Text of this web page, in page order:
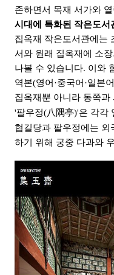
존하면서 목재 서가와
시대에 특화된 작은도서
집옥재 작은도서관에는
서와 원래 집옥재에 소
나볼 수 있습니다. 이와
역본(영어·중국어·일본
집옥재뿐 아니라 동쪽
'팔우정(八隅亭)'은 각각
협길당과 팔우정에는 외
하기 위해 궁중 다과와